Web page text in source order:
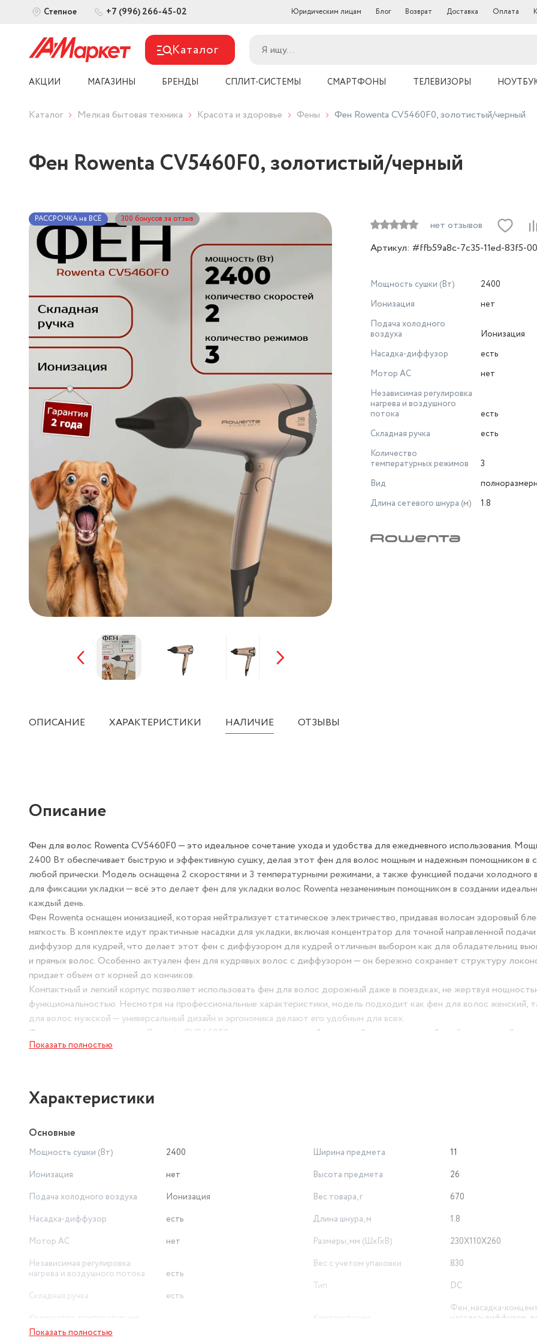
Степное +7 (996) 266-45-02 Юридическим лицам Блог Возврат Доставка Оплата
Каталог
АКЦИИ МАГАЗИНЫ БРЕНДЫ СПЛИТ-СИСТЕМЫ СМАРТФОНЫ ТЕЛЕВИЗОРЫ
Каталог Мелкая бытовая техника Красота и здоровье Фены Фен Rowenta CV5460F0, золотистый/черный
Фен Rowenta CV5460F0, золотистый/черный
РАССРОЧКА на ВСЁ 300 бонусов за отзыв
нет отзывов
Артикул: #ffb59a8c-7c35-11ed-83f5-
Мощность сушки (Вт)
2400
Ионизация
нет
Подача холодного
воздуха
Ионизация
Насадка-диффузор
есть
Мотор AC
нет
Независимая регулировка
нагрева и воздушного
потока
есть
Складная ручка
есть
Количество
температурных режимов
3
Вид
Длина сетевого шнура (м)
1.8
ОПИСАНИЕ ХАРАКТЕРИСТИКИ НАЛИЧИЕ ОТЗЫВЫ
Описание
Фен для волос Rowenta CV5460F0 — это идеальное сочетание ухода и удобства для ежедневного использования.
2400 Вт обеспечивает быструю и эффективную сушку, делая этот фен для волос мощным и надежным помощником в
любой прически. Модель оснащена 2 скоростями и 3 температурными режимами, а также функцией подачи холодного
для фиксации укладки — всё это делает фен для укладки волос Rowenta незаменимым помощником в создании
каждый день.
Фен Rowenta оснащен ионизацией, которая нейтрализует статическое электричество, придавая волосам здоровый
мягкость. В комплекте идут практичные насадки для укладки, включая концентратор для точной направленной
диффузор для кудрей, что делает этот фен с диффузором для кудрей отличным выбором как для обладательниц
и прямых волос. Особенно актуален фен для кудрявых волос с диффузором — он бережно сохраняет структуру
придает объем от корней до кончиков.
Компактный и легкий корпус позволяет использовать фен для волос дорожный даже в поездках, не жертвуя
функциональностью. Несмотря на профессиональные характеристики, модель подходит как фен для волос женский,
для волос мужской — универсальный дизайн и эргономика делают его удобным для всех.
Фен для волос с насадками Rowenta CV5460F0 — это универсальный, стильный и технологичный прибор, который
надежным помощником в создании идеальной укладки каждый день. А также подойдет в качестве подарка как на
Показать полностью
Характеристики
Основные
Мощность сушки (Вт)
2400
Ионизация
нет
Подача холодного воздуха
Ионизация
Насадка-диффузор
есть
Мотор AC
нет
Независимая регулировка
нагрева и воздушного потока
есть
Складная ручка
есть
режимов
Ширина предмета
11
Высота предмета
26
Вес товара, г
670
Длина шнура, м
1.8
Размеры, мм (ШхГхВ)
230X110X260
Вес с учетом упаковки
830
Тип
DC
Фен, насадка-
насадка-диффузор,
Показать полностью